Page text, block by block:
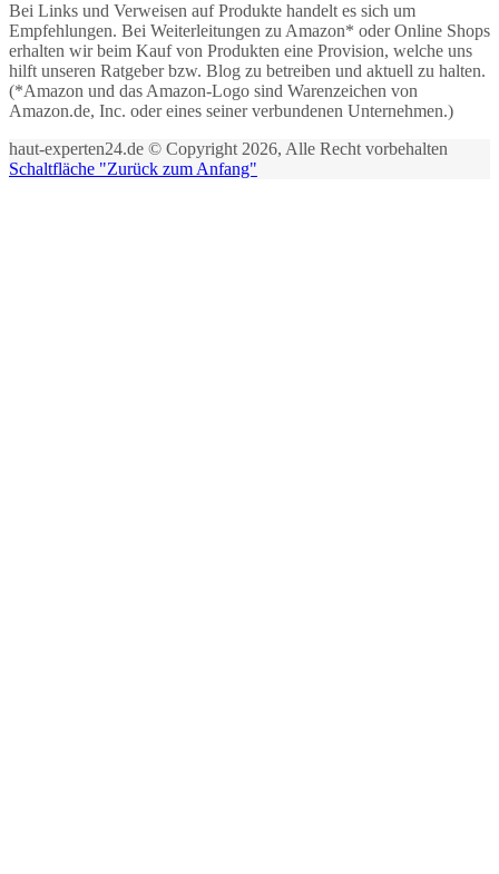
Bei Links und Verweisen auf Produkte handelt es sich um
Empfehlungen. Bei Weiterleitungen zu Amazon* oder Online Shops
erhalten wir beim Kauf von Produkten eine Provision, welche uns
hilft unseren Ratgeber bzw. Blog zu betreiben und aktuell zu halten.
(*Amazon und das Amazon-Logo sind Warenzeichen von
Amazon.de, Inc. oder eines seiner verbundenen Unternehmen.)
haut-experten24.de © Copyright 2026, Alle Recht vorbehalten
Schaltfläche "Zurück zum Anfang"